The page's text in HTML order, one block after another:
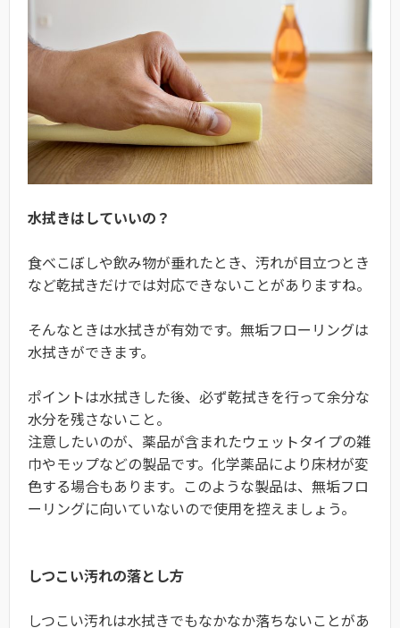
水拭きはしていいの？
食べこぼしや飲み物が垂れたとき、汚れが目立つとき
など乾拭きだけでは対応できないことがありますね。
そんなときは水拭きが有効です。無垢フローリングは
水拭きができます。
ポイントは水拭きした後、必ず乾拭きを行って余分な
水分を残さないこと。
注意したいのが、薬品が含まれたウェットタイプの雑
巾やモップなどの製品です。化学薬品により床材が変
色する場合もあります。このような製品は、無垢フロ
ーリングに向いていないので使用を控えましょう。
しつこい汚れの落とし方
しつこい汚れは水拭きでもなかなか落ちないことがあ